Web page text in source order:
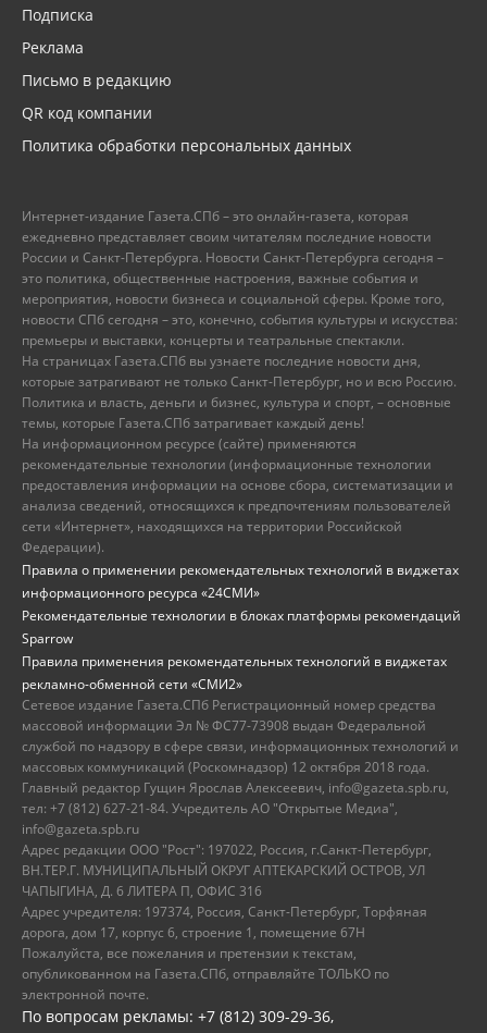
Подписка
Реклама
Письмо в редакцию
QR код компании
Политика обработки персональных данных
Интернет-издание Газета.СПб – это онлайн-газета, которая
ежедневно представляет своим читателям последние новости
России и Санкт-Петербурга. Новости Санкт-Петербурга сегодня –
это политика, общественные настроения, важные события и
мероприятия, новости бизнеса и социальной сферы. Кроме того,
новости СПб сегодня – это, конечно, события культуры и искусства:
премьеры и выставки, концерты и театральные спектакли.
На страницах Газета.СПб вы узнаете последние новости дня,
которые затрагивают не только Санкт-Петербург, но и всю Россию.
Политика и власть, деньги и бизнес, культура и спорт, – основные
темы, которые Газета.СПб затрагивает каждый день!
На информационном ресурсе (сайте) применяются
рекомендательные технологии (информационные технологии
предоставления информации на основе сбора, систематизации и
анализа сведений, относящихся к предпочтениям пользователей
сети «Интернет», находящихся на территории Российской
Федерации).
Правила о применении рекомендательных технологий в виджетах
информационного ресурса «24СМИ»
Рекомендательные технологии в блоках платформы рекомендаций
Sparrow
Правила применения рекомендательных технологий в виджетах
рекламно-обменной сети «СМИ2»
Сетевое издание Газета.СПб Регистрационный номер средства
массовой информации Эл № ФС77-73908 выдан Федеральной
службой по надзору в сфере связи, информационных технологий и
массовых коммуникаций (Роскомнадзор) 12 октября 2018 года.
Главный редактор Гущин Ярослав Алексеевич, info@gazeta.spb.ru,
тел: +7 (812) 627-21-84. Учредитель АО "Открытые Медиа",
info@gazeta.spb.ru
Адрес редакции ООО "Рост": 197022, Россия, г.Санкт-Петербург,
ВН.ТЕР.Г. МУНИЦИПАЛЬНЫЙ ОКРУГ АПТЕКАРСКИЙ ОСТРОВ, УЛ
ЧАПЫГИНА, Д. 6 ЛИТЕРА П, ОФИС 316
Адрес учредителя: 197374, Россия, Санкт-Петербург, Торфяная
дорога, дом 17, корпус 6, строение 1, помещение 67Н
Пожалуйста, все пожелания и претензии к текстам,
опубликованном на Газета.СПб, отправляйте ТОЛЬКО по
электронной почте.
По вопросам рекламы: +7 (812) 309-29-36,